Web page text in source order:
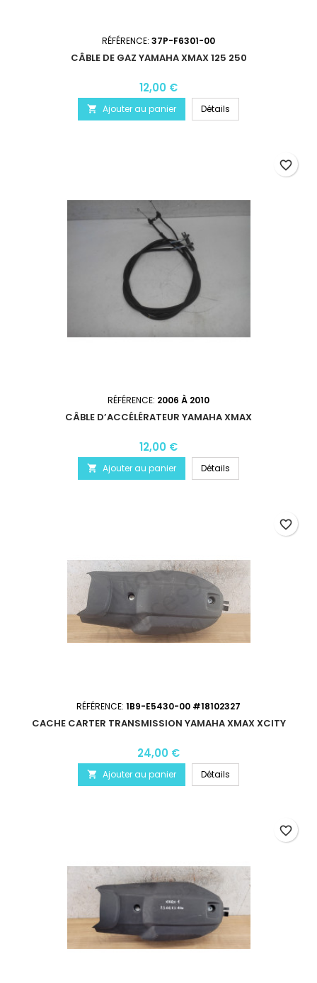
RÉFÉRENCE: 37P-F6301-00
CÂBLE DE GAZ YAMAHA XMAX 125 250
12,00 €
 Ajouter au panier Détails
RÉFÉRENCE: 2006 À 2010
CÂBLE D’ACCÉLÉRATEUR YAMAHA XMAX
12,00 €
 Ajouter au panier Détails
favorite_border
RÉFÉRENCE: 1B9-E5430-00 #18102327
CACHE CARTER TRANSMISSION YAMAHA XMAX XCITY
24,00 €
 Ajouter au panier Détails
favorite_border
favorite_border